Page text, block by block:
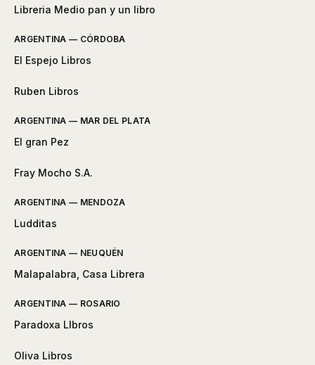
Libreria Medio pan y un libro
ARGENTINA — CÓRDOBA
El Espejo Libros
Ruben Libros
ARGENTINA — MAR DEL PLATA
El gran Pez
Fray Mocho S.A.
ARGENTINA — MENDOZA
Ludditas
ARGENTINA — NEUQUÉN
Malapalabra, Casa Librera
ARGENTINA — ROSARIO
Paradoxa LIbros
Oliva Libros